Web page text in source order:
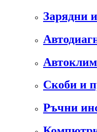
Зарядни
Скоби и
Ръчни